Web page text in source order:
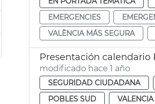
EMERGENCIES
VALÈNCIA MÁS SEGURA
Presentación calendario
modificado hace 1 año
SEGURIDAD CIUDADANA
POBLES SUD
VALENCIA